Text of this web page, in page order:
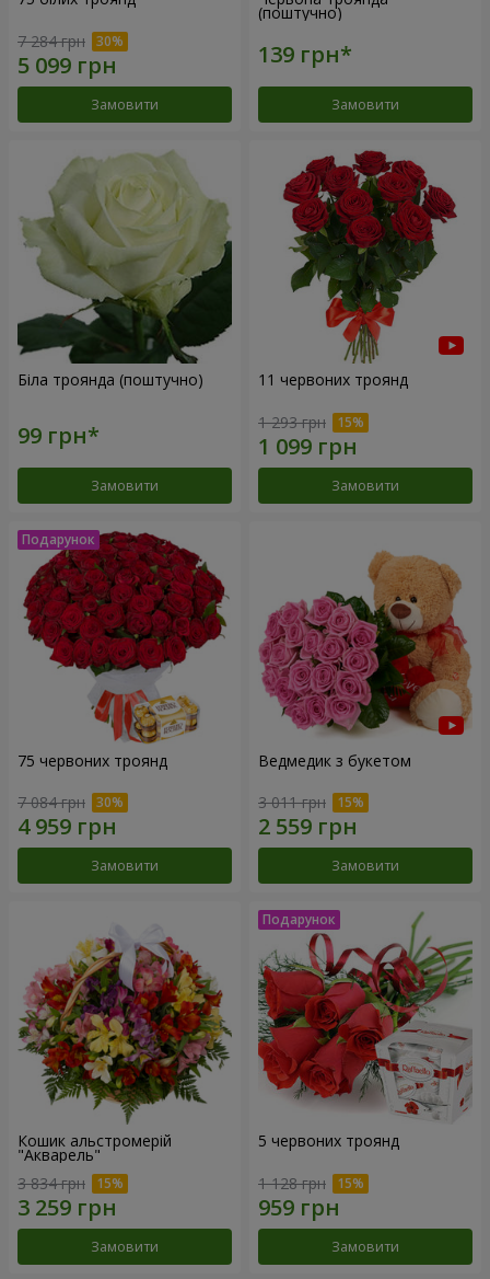
7 284 грн
Замовити
(поштучно)
Замовити
Біла троянда (поштучно)
Замовити
11 червоних троянд
1 293 грн
Замовити
75 червоних троянд
7 084 грн
Замовити
Ведмедик з букетом
3 011 грн
Замовити
Кошик альстромерій
"Акварель"
3 834 грн
Замовити
5 червоних троянд
1 128 грн
Замовити